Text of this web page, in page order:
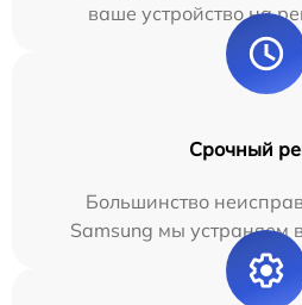
ваше устройство на
Срочный
Большинство
Samsung мы устраняем